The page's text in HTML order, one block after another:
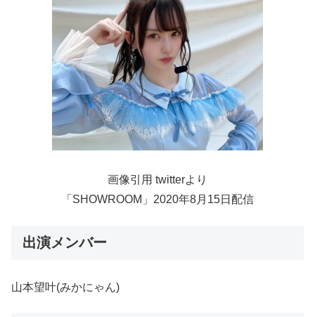
画像引用 twitterより
「SHOWROOM」2020年8月15日配信
出演メンバー
山本望叶(みかにゃん)